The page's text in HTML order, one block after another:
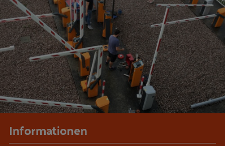
Informationen